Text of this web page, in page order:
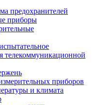
предохранителей
приборы
телекоммуникационной
приборов
и климата